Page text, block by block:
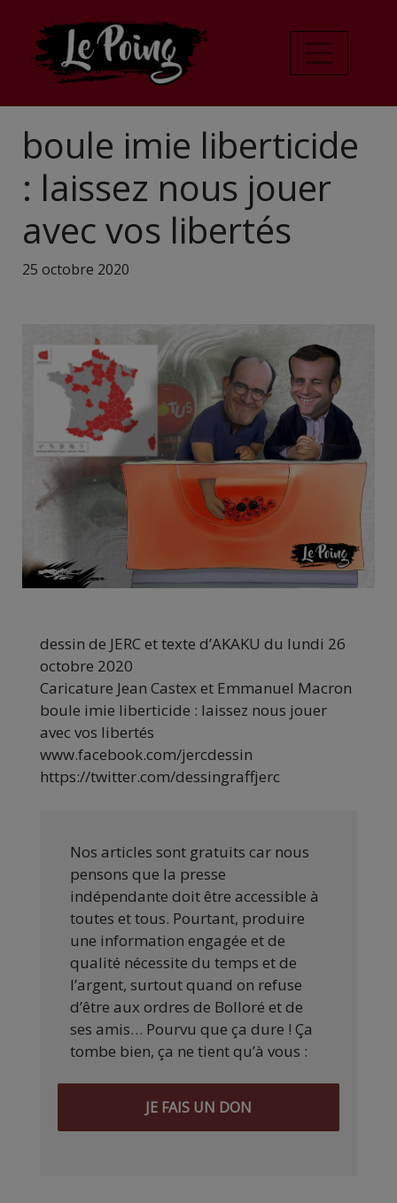
boule imie liberticide
: laissez nous jouer
avec vos libertés
25 octobre 2020
dessin de JERC et texte d’AKAKU du lundi 26
octobre 2020
Caricature Jean Castex et Emmanuel Macron
boule imie liberticide : laissez nous jouer
avec vos libertés
www.facebook.com/jercdessin
https://twitter.com/dessingraffjerc
Nos articles sont gratuits car nous
pensons que la presse
indépendante doit être accessible à
toutes et tous. Pourtant, produire
une information engagée et de
qualité nécessite du temps et de
l’argent, surtout quand on refuse
d’être aux ordres de Bolloré et de
ses amis… Pourvu que ça dure ! Ça
tombe bien, ça ne tient qu’à vous :
JE FAIS UN DON